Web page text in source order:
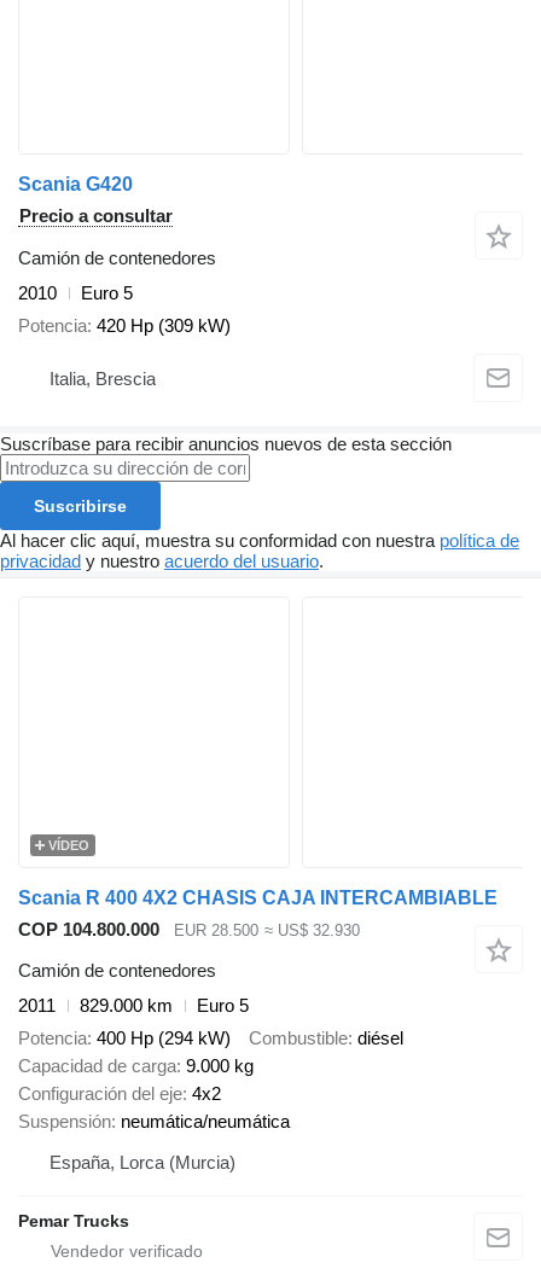
Scania G420
Precio a consultar
Camión de contenedores
2010
Euro 5
Potencia 420 Hp (309 kW)
Italia, Brescia
Suscríbase para recibir anuncios nuevos de esta sección
Suscribirse
Al hacer clic aquí, muestra su conformidad con nuestra política de
privacidad y nuestro acuerdo del usuario.
VÍDEO
Scania R 400 4X2 CHASIS CAJA INTERCAMBIABLE
COP 104.800.000
EUR 28.500 ≈ US$ 32.930
Camión de contenedores
2011
829.000 km
Euro 5
Potencia 400 Hp (294 kW) Combustible diésel
Capacidad de carga 9.000 kg
Configuración del eje 4x2
Suspensión neumática/neumática
España, Lorca (Murcia)
Pemar Trucks